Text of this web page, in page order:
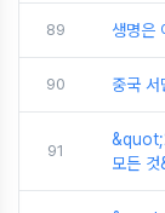
89 생명은
90 중국
91
모든